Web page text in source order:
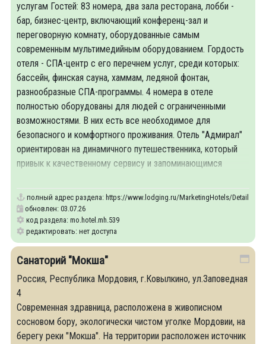
услугам Гостей: 83 номера, два зала ресторана, лобби -
бар, бизнес-центр, включающий конференц-зал и
переговорную комнату, оборудованные самым
современным мультимедийным оборудованием. Гордость
отеля - СПА-центр с его перечнем услуг, среди которых:
бассейн, финская сауна, хаммам, ледяной фонтан,
разнообразные СПА-программы. 4 номера в отеле
полностью оборудованы для людей с ограниченными
возможностями. В них есть все необходимое для
безопасного и комфортного проживания. Отель "Адмирал"
ориентирован на динамичного путешественника, который
привык к качественному сервису и запоминающимся
полный адрес раздела: https://www.lodging.ru/MarketingHotels/Details/539
обновлен: 03.07.26
код раздела: mo.hotel.mh.539
редактировать: нет доступа
Санаторий "Мокша"
Россия, Республика Мордовия, г.Ковылкино, ул.Заповедная
4
Современная здравница, расположена в живописном
сосновом бору, экологически чистом уголке Мордовии, на
берегу реки "Мокша". На территории расположен источник